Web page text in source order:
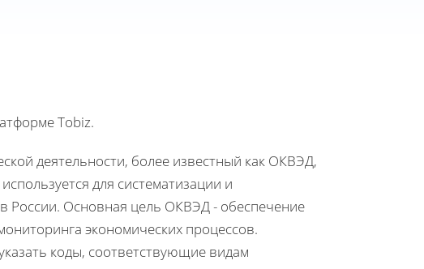
Tobiz.
деятельности, более известный как ОКВЭД,
для систематизации и
России. Основная цель ОКВЭД - обеспечение
экономических процессов.
коды, соответствующие видам